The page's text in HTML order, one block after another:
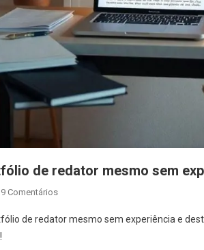
de redator mesmo sem
9 ComentáriosEm
Montar
de redator mesmo sem experiência e